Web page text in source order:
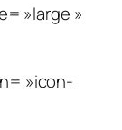
»large »
»icon-